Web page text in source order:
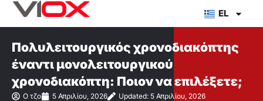
Μετάβαση
EL
Πολυλειτουργικός χρονοδιακόπτης
έναντι μονολειτουργικού
χρονοδιακόπτη: Ποιον να επιλέξετε;
Ο τζο 5 Απριλίου, 2026 Updated: 5 Απριλίου, 2026